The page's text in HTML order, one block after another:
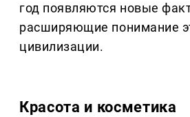
год появляются новые
расширяющие понимание
цивилизации.
Красота и косметика